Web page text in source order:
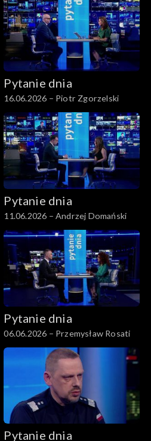
Pytanie dnia
16.06.2026 – Piotr Zgorzelski
Pytanie dnia
11.06.2026 – Andrzej Domański
Pytanie dnia
06.06.2026 – Przemysław Rosati
Pytanie dnia